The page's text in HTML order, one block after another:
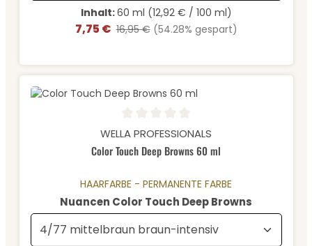
Inhalt:60 ml (12,92 € / 100 ml)
Verkaufspreis:
7,75 € Regulärer Preis:
16,95 € (54.28% gespart)
Durchschnittliche Bewertung von 0 von 5 Sternen
WELLA PROFESSIONALS
Color Touch Deep Browns 60 ml
HAARFARBE - PERMANENTE FARBE
Nuancen Color Touch Deep Browns